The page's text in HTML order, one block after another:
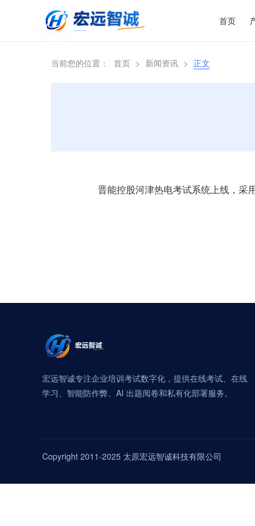
首页
当前您的位置： 首页 > 新闻资讯 > 正文
晋能控股河津热电考试系统上线，采
宏远智诚专注企业培训考试数字化，提供在线考试、在线
学习、智能防作弊、AI 出题阅卷和私有化部署服务。
Copyright 2011-2025 太原宏远智诚科技有限公司